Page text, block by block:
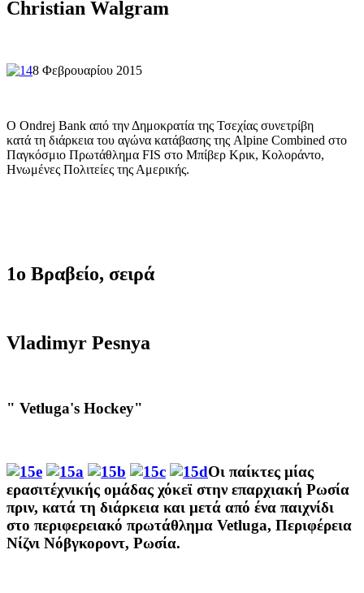
Christian Walgram
8 Φεβρουαρίου 2015
O Ondrej Bank από την Δημοκρατία της Τσεχίας συνετρίβη
κατά τη διάρκεια του αγώνα κατάβασης της Alpine Combined στο
Παγκόσμιο Πρωτάθλημα FIS στο Μπίβερ Κρικ, Κολοράντο,
Ηνωμένες Πολιτείες της Αμερικής.
1ο Βραβείο, σειρά
Vladimyr Pesnya
" Vetluga's Hockey"
Οι παίκτες μίας
ερασιτέχνικής ομάδας χόκεϊ στην επαρχιακή Ρωσία
πριν, κατά τη διάρκεια και μετά από ένα παιχνίδι
στο περιφερειακό πρωτάθλημα Vetluga, Περιφέρεια
Νίζνι Νόβγκοροντ, Ρωσία.